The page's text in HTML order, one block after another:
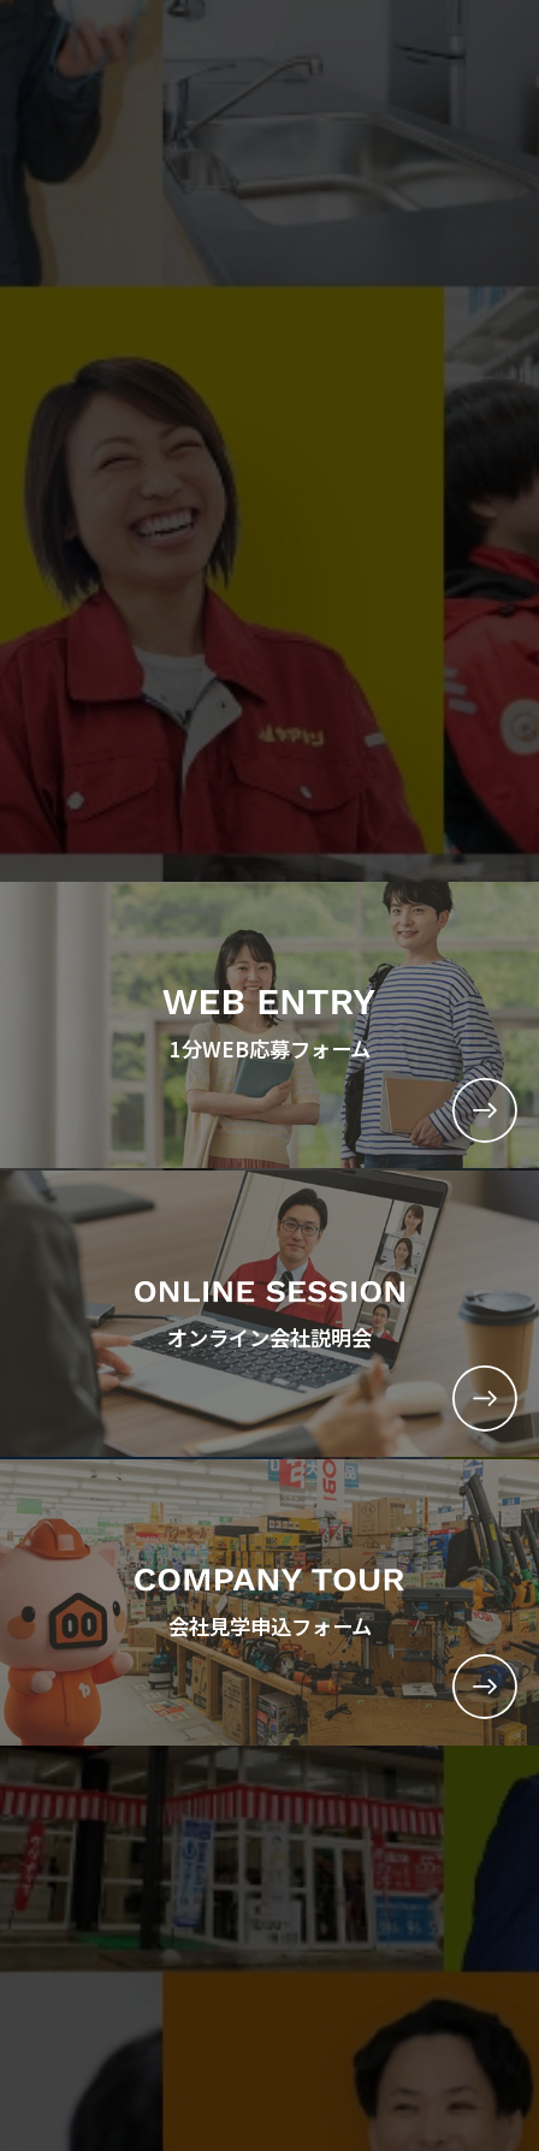
1分WEB応募フォーム
オンライン会社説明会
会社見学申込フォーム
▲ ページ先頭へ戻る
採用
コーポレートサイトはこちら
Copyright (C) yamakishi Co.,Ltd.. All Rights Reserved.